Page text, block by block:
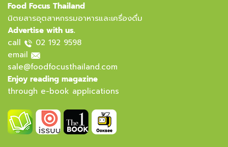
Food Focus Thailand
นิตยสารอุตสาหกรรมอาหารและเครื่องดื่ม
Advertise with us.
call
02 192 9598
email
sale@foodfocusthailand.com
Enjoy reading magazine
through e-book applications